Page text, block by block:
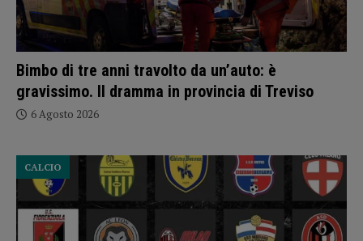
Bimbo di tre anni travolto da un’auto: è
gravissimo. Il dramma in provincia di Treviso
6 Agosto 2026
CALCIO